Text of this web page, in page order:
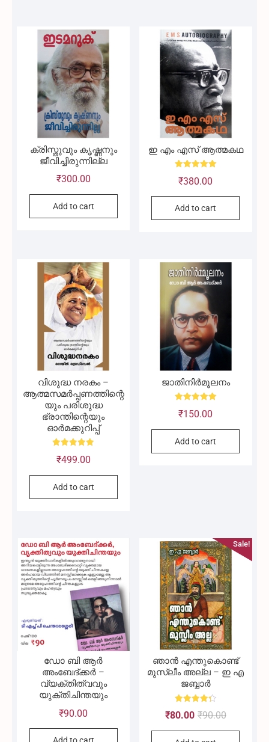
ക്രിസ്തുവും കൃഷ്ണനും
ജീവിച്ചിരുന്നില്ല
₹300.00
Add to cart
ഇ എം എസ് ആത്മകഥ
5.00
₹380.00
Add to cart
വിശുദ്ധ നരകം –
ആത്മസമർപ്പണത്തിന്റെ
യും പരിശുദ്ധ
ഭ്രാന്തിന്റെയും
ഓർമക്കുറിപ്പ്
5.00
₹499.00
Add to cart
ജാതിനിർമൂലനം
5.00
₹150.00
Add to cart
ഡോ ബി ആർ
അംബേദ്ക്കർ –
വ്യക്തിത്വവും
യുക്തിചിന്തയും
₹90.00
Sale!
ഞാൻ എന്തുകൊണ്ട്
മുസ്ലീം അല്ല – ഇ എ
ജബ്ബാർ
4.33₹90.00Original
price
₹80.00
Current
price